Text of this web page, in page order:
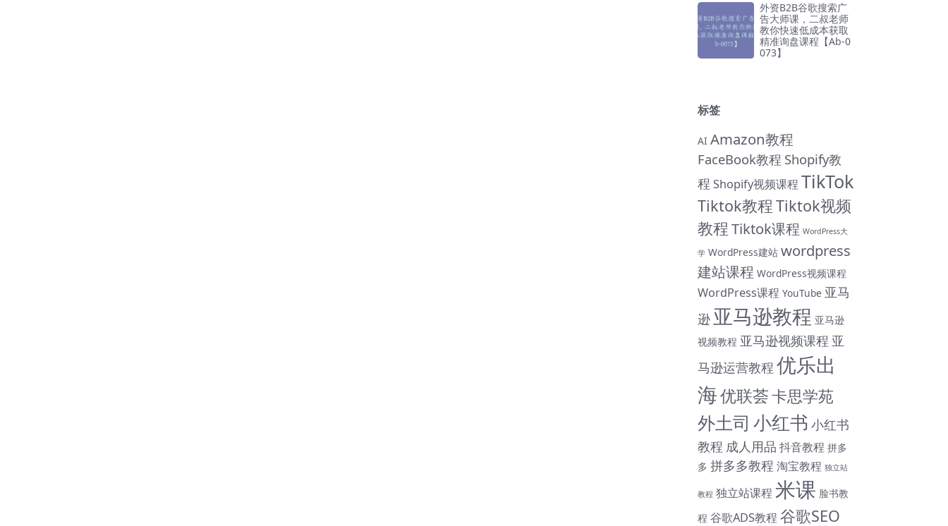
外资B2B谷歌搜索广
告大师课，二叔老师
教你快速低成本获取
精准询盘课程【Ab-0
073】
标签
AI Amazon教程
FaceBook教程 Shopify教
程 Shopify视频课程 TikTok
Tiktok教程Tiktok视频
教程Tiktok课程 WordPress大
学 WordPress建站 wordpress
建站课程 WordPress视频课程
WordPress课程 YouTube 亚马
逊 亚马逊教程 亚马逊
视频教程 亚马逊视频课程 亚
马逊运营教程 优乐出
海优联荟卡思学苑
外土司 小红书 小红书
教程 成人用品 抖音教程 拼多
多 拼多多教程 淘宝教程 独立站
教程 独立站课程 米课 脸书教
程 谷歌ADS教程 谷歌SEO